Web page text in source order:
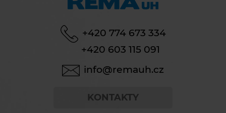
+420 774 673 334
+420 603 115 091
info@remauh.cz
KONTAKTY